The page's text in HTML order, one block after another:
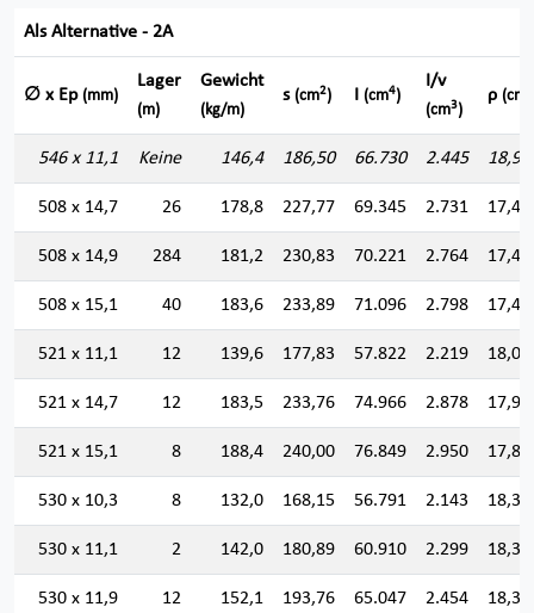
Als Alternative - 2A
∅ x Ep (mm)
Lager
(m)
Gewicht
(kg/m)
s (cm2) I (cm4)
I/v
(cm3)
ρ (cm)
546 x 11,1 Keine 146,4 186,50 66.730 2.445
508 x 14,7 26 178,8 227,77 69.345 2.731
508 x 14,9 284 181,2 230,83 70.221 2.764
508 x 15,1 40 183,6 233,89 71.096 2.798
521 x 11,1 12 139,6 177,83 57.822 2.219
521 x 14,7 12 183,5 233,76 74.966 2.878
521 x 15,1 8 188,4 240,00 76.849 2.950
530 x 10,3 8 132,0 168,15 56.791 2.143
530 x 11,1 2 142,0 180,89 60.910 2.299
530 x 11,9 12 152,1 193,76 65.047 2.454